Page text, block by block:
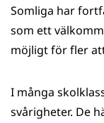
Somliga har
som ett
möjligt för fler
I många
svårigheter. De